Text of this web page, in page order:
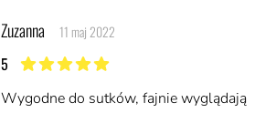
Zuzanna 11 maj 2022
5
5 z 5 gwiazdek
Wygodne do sutków, fajnie wyglądają